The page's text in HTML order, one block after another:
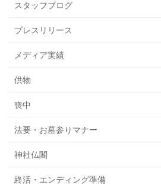
スタッフブログ
プレスリリース
メディア実績
供物
喪中
法要・お墓参りマナー
神社仏閣
終活・エンディング準備